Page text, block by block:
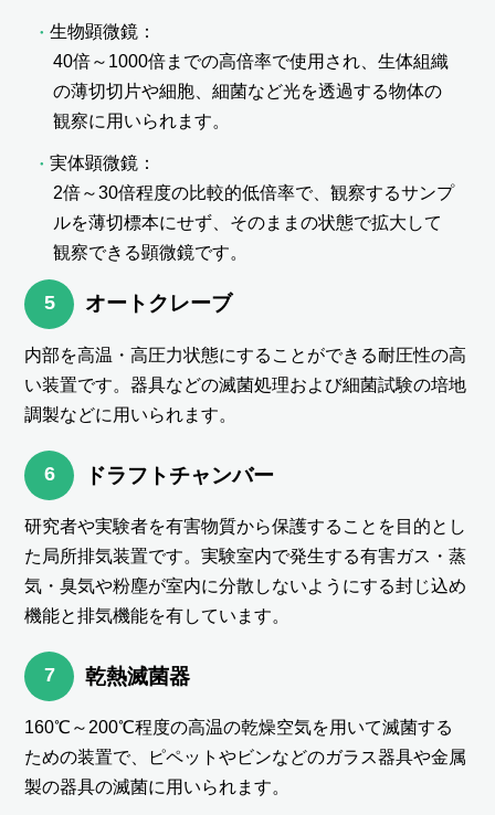
生物顕微鏡：
40倍～1000倍までの高倍率で使用され、生体組織
の薄切切片や細胞、細菌など光を透過する物体の
観察に用いられます。
実体顕微鏡：
2倍～30倍程度の比較的低倍率で、観察するサンプ
ルを薄切標本にせず、そのままの状態で拡大して
観察できる顕微鏡です。
5 オートクレーブ
内部を高温・高圧力状態にすることができる耐圧性の高
い装置です。器具などの滅菌処理および細菌試験の培地
調製などに用いられます。
6 ドラフトチャンバー
研究者や実験者を有害物質から保護することを目的とし
た局所排気装置です。実験室内で発生する有害ガス・蒸
気・臭気や粉塵が室内に分散しないようにする封じ込め
機能と排気機能を有しています。
7 乾熱滅菌器
160℃～200℃程度の高温の乾燥空気を用いて滅菌する
ための装置で、ピペットやビンなどのガラス器具や金属
製の器具の滅菌に用いられます。